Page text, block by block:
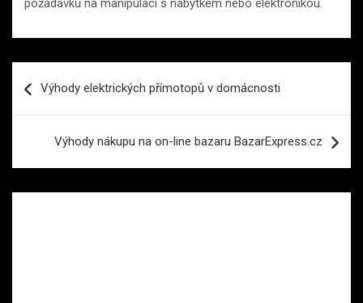
požadavků na manipulaci s nábytkem nebo elektronikou.
pro
Výhody elektrických přímotopů v domácnosti
Výhody nákupu na on-line bazaru BazarExpress.cz